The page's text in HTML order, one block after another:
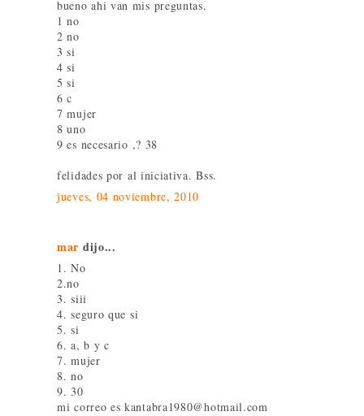
bueno ahi van mis preguntas.
1 no
2 no
3 si
4 si
5 si
6 c
7 mujer
8 uno
9 es necesario ,? 38
felidades por al iniciativa. Bss.
jueves, 04 noviembre, 2010
mar dijo...
1. No
2.no
3. siii
4. seguro que si
5. si
6. a, b y c
7. mujer
8. no
9. 30
mi correo es kantabra1980@hotmail.com